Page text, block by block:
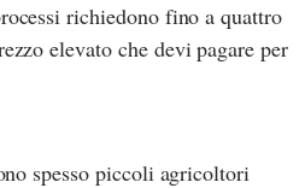
richiedono fino a quattro
elevato che devi pagare per
spesso piccoli agricoltori